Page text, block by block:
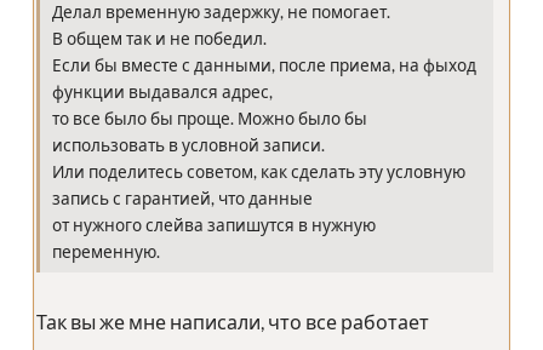
Делал временную задержку, не помогает.
В общем так и не победил.
Если бы вместе с данными, после приема, на фыход
функции выдавался адрес,
то все было бы проще. Можно было бы
использовать в условной записи.
Или поделитесь советом, как сделать эту условную
запись с гарантией, что данные
от нужного слейва запишутся в нужную
переменную.
Так вы же мне написали, что все работает